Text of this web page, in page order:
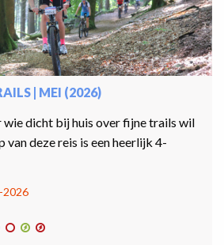
| MEI (2026)
dicht bij huis over fijne trails wil
van deze reis is een heerlijk 4-
2026